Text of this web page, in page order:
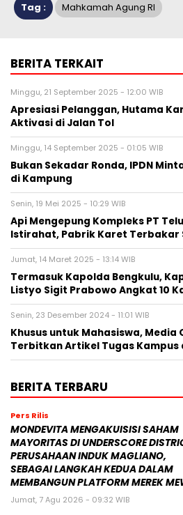
Minggu, 21 September 2025 - 12:00 WIB
Aktivasi di Jalan Tol
Minggu, 14 September 2025 - 01:05 WIB
Bukan Sekadar Ronda, IPDN
di Kampung
Senin, 19 Mei 2025 - 10:29 WIB
Api Mengepung Kompleks PT
Istirahat, Pabrik Karet Terbakar
Jumat, 14 Maret 2025 - 13:14 WIB
Termasuk Kapolda Bengkulu,
Listyo Sigit Prabowo Angkat 10
Senin, 23 Desember 2024 - 11:01 WIB
Khusus untuk Mahasiswa, Media
Terbitkan Artikel Tugas Kampus
BERITA TERBARU
Pers Rilis
MAYORITAS DI UNDERSCORE
PERUSAHAAN INDUK MAGLIANO,
SEBAGAI LANGKAH KEDUA DALAM
MEMBANGUN PLATFORM MEREK
Jumat, 7 Agu 2026 - 09:32 WIB
Pers Rilis